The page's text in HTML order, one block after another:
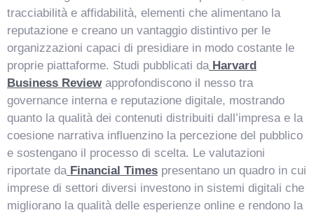
tracciabilità e affidabilità, elementi che alimentano la
reputazione e creano un vantaggio distintivo per le
organizzazioni capaci di presidiare in modo costante le
proprie piattaforme. Studi pubblicati da Harvard
Business Review approfondiscono il nesso tra
governance interna e reputazione digitale, mostrando
quanto la qualità dei contenuti distribuiti dall’impresa e la
coesione narrativa influenzino la percezione del pubblico
e sostengano il processo di scelta. Le valutazioni
riportate da Financial Times presentano un quadro in cui
imprese di settori diversi investono in sistemi digitali che
migliorano la qualità delle esperienze online e rendono la